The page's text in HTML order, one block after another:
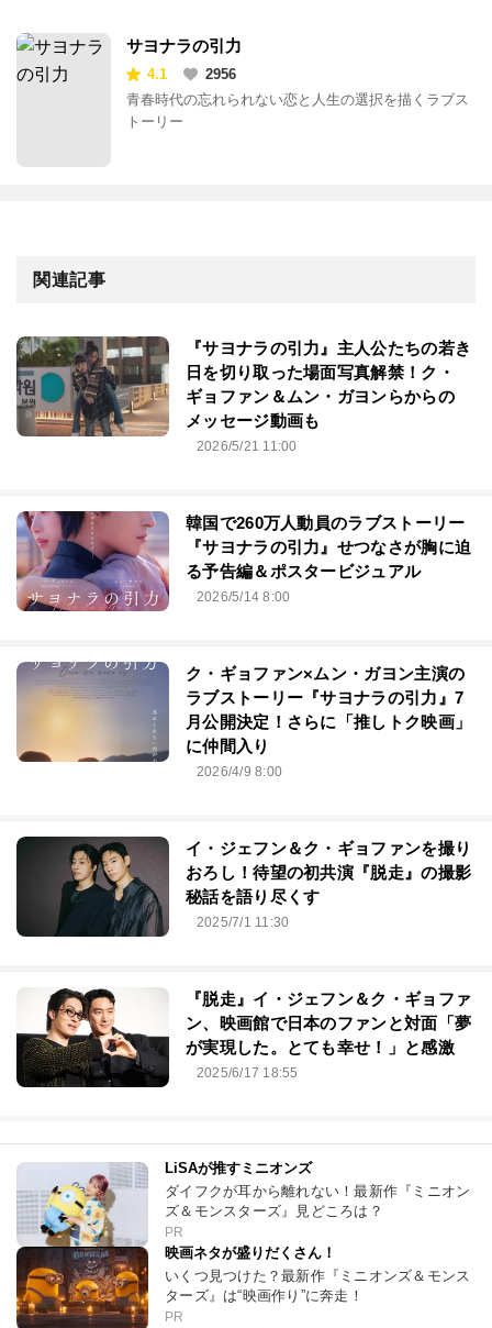
サヨナラの引力
4.1
2956
青春時代の忘れられない恋と人生の選択を描くラブス
トーリー
関連記事
『サヨナラの引力』主人公たちの若き
日を切り取った場面写真解禁！ク・
ギョファン＆ムン・ガヨンらからの
メッセージ動画も
2026/5/21 11:00
韓国で260万人動員のラブストーリー
『サヨナラの引⼒』せつなさが胸に迫
る予告編＆ポスタービジュアル
2026/5/14 8:00
ク・ギョファン×ムン・ガヨン主演の
ラブストーリー『サヨナラの引力』7
月公開決定！さらに「推しトク映画」
に仲間入り
2026/4/9 8:00
イ・ジェフン＆ク・ギョファンを撮り
おろし！待望の初共演『脱走』の撮影
秘話を語り尽くす
2025/7/1 11:30
『脱走』イ・ジェフン＆ク・ギョファ
ン、映画館で日本のファンと対面「夢
が実現した。とても幸せ！」と感激
2025/6/17 18:55
LiSAが推すミニオンズ
ダイフクが耳から離れない！最新作『ミニオン
ズ＆モンスターズ』見どころは？
PR
映画ネタが盛りだくさん！
いくつ見つけた？最新作『ミニオンズ＆モンス
ターズ』は“映画作り”に奔走！
PR